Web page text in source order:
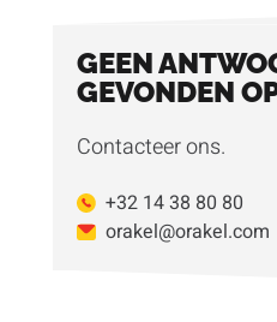
GEEN
GEVONDEN
Contacteer ons.
+32 14 38 80 80
orakel@orakel.com